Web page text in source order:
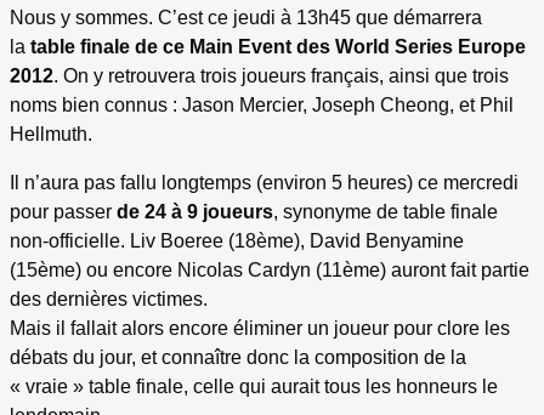
Nous y sommes. C’est ce jeudi à 13h45 que démarrera
la table finale de ce Main Event des World Series Europe
2012. On y retrouvera trois joueurs français, ainsi que trois
noms bien connus : Jason Mercier, Joseph Cheong, et Phil
Hellmuth.
Il n’aura pas fallu longtemps (environ 5 heures) ce mercredi
pour passer de 24 à 9 joueurs, synonyme de table finale
non-officielle. Liv Boeree (18ème), David Benyamine
(15ème) ou encore Nicolas Cardyn (11ème) auront fait partie
des dernières victimes.
Mais il fallait alors encore éliminer un joueur pour clore les
débats du jour, et connaître donc la composition de la
« vraie » table finale, celle qui aurait tous les honneurs le